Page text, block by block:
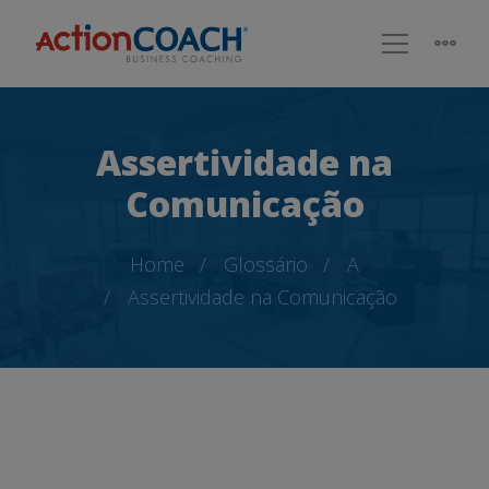
Assertividade na
Comunicação
Home Glossário
A
Assertividade na Comunicação